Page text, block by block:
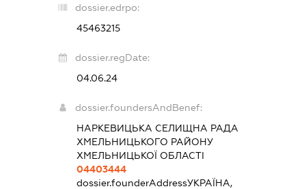
dossier.edrpo:
45463215
dossier.regDate:
04.06.24
dossier.foundersAndBenef:
НАРКЕВИЦЬКА СЕЛИЩНА РАДА
ХМЕЛЬНИЦЬКОГО РАЙОНУ
ХМЕЛЬНИЦЬКОЇ ОБЛАСТІ
04403444
dossier.founderAddressУКРАЇНА,